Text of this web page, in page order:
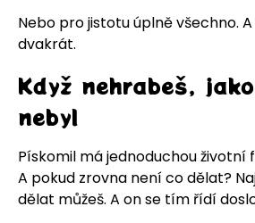
Nebo pro jistotu úplně všechno.
dvakrát.
Když nehrabeš,
nebyl
Pískomil má jednoduchou životní
A pokud zrovna není co dělat?
dělat můžeš. A on se tím řídí